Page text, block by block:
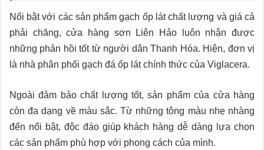
Nổi bật với các sản phẩm gạch ốp lát chất lượng và giá cả
phải chăng, cửa hàng sơn Liên Hảo luôn nhận được
những phản hồi tốt từ người dân Thanh Hóa. Hiện, đơn vị
là nhà phân phối gạch đá ốp lát chính thức của Viglacera.
Ngoài đảm bảo chất lượng tốt, sản phẩm của cửa hàng
còn đa dạng về màu sắc. Từ những tông màu nhẹ nhàng
đến nổi bật, độc đáo giúp khách hàng dễ dàng lựa chọn
các sản phẩm phù hợp với phong cách của mình.